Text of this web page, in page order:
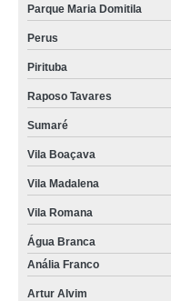
Parque Maria Domitila
Perus
Pirituba
Raposo Tavares
Sumaré
Vila Boaçava
Vila Madalena
Vila Romana
Água Branca
Anália Franco
Artur Alvim